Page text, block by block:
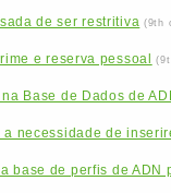
de ser restritiva (9th
e reserva pessoal
Base de Dados de
necessidade de
base de perfis de ADN